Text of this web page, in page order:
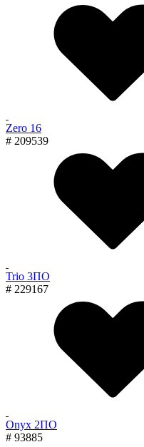
Zero 16
# 209539
Trio 3ПО
# 229167
Onyx 2ПО
# 93885